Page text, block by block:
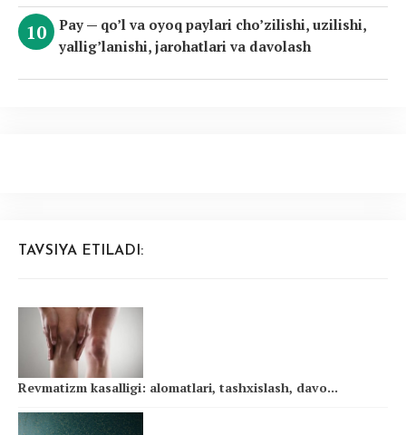
Pay — qo’l va oyoq paylari cho’zilishi, uzilishi,
yallig’lanishi, jarohatlari va davolash
TAVSIYA ETILADI:
Revmatizm kasalligi: alomatlari, tashxislash, davo...